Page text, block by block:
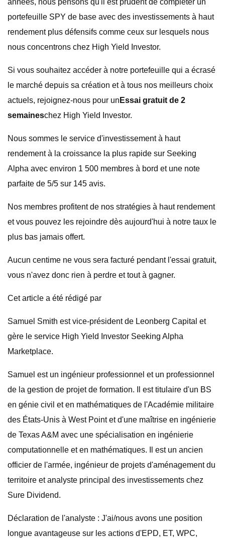
années, nous pensons qu'il est prudent de compléter un
portefeuille SPY de base avec des investissements à haut
rendement plus défensifs comme ceux sur lesquels nous
nous concentrons chez High Yield Investor.
Si vous souhaitez accéder à notre portefeuille qui a écrasé
le marché depuis sa création et à tous nos meilleurs choix
actuels, rejoignez-nous pour un Essai gratuit de 2
semaineschez High Yield Investor.
Nous sommes le service d'investissement à haut
rendement à la croissance la plus rapide sur Seeking
Alpha avec environ 1 500 membres à bord et une note
parfaite de 5/5 sur 145 avis.
Nos membres profitent de nos stratégies à haut rendement
et vous pouvez les rejoindre dès aujourd'hui à notre taux le
plus bas jamais offert.
Aucun centime ne vous sera facturé pendant l'essai gratuit,
vous n'avez donc rien à perdre et tout à gagner.
Cet article a été rédigé par
Samuel Smith est vice-président de Leonberg Capital et
gère le service High Yield Investor Seeking Alpha
Marketplace.
Samuel est un ingénieur professionnel et un professionnel
de la gestion de projet de formation. Il est titulaire d'un BS
en génie civil et en mathématiques de l'Académie militaire
des États-Unis à West Point et d'une maîtrise en ingénierie
de Texas A&M avec une spécialisation en ingénierie
computationnelle et en mathématiques. Il est un ancien
officier de l'armée, ingénieur de projets d'aménagement du
territoire et analyste principal des investissements chez
Sure Dividend.
Déclaration de l'analyste : J'ai/nous avons une position
longue avantageuse sur les actions d'EPD, ET, WPC,